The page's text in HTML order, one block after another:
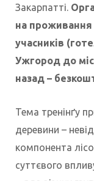
Закарпатті.
на проживання
учасників
Ужгород до
назад –
Тема тренінґу
деревини –
компонента
суттєвого